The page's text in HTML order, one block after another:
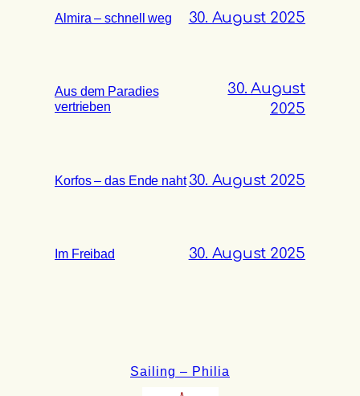
Almira – schnell weg 30. August 2025
Aus dem Paradies
vertrieben
30. August
2025
Korfos – das Ende naht 30. August 2025
Im Freibad 30. August 2025
Sailing – Philia